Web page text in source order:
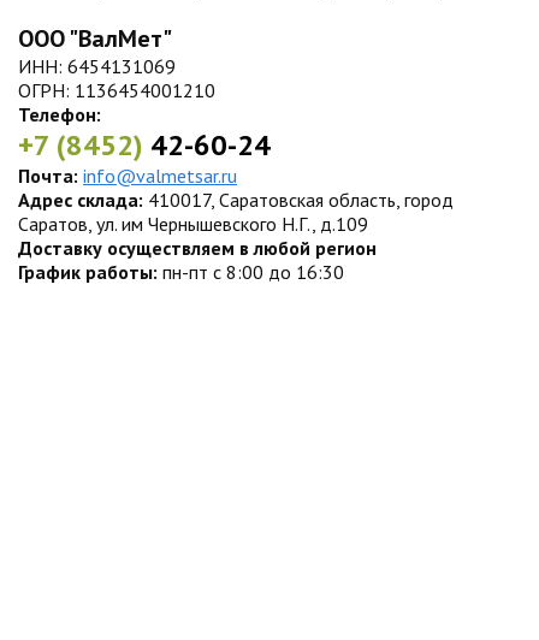
ООО "ВалМет"
ИНН: 6454131069
ОГРН: 1136454001210
Телефон:
+7 (8452) 42-60-24
Почта: info@valmetsar.ru
Адрес склада: 410017, Саратовская область, город
Саратов, ул. им Чернышевского Н.Г., д.109
Доставку осуществляем в любой регион
График работы: пн-пт с 8:00 до 16:30